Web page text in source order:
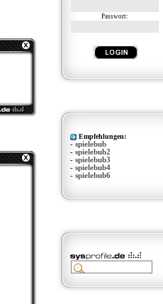
Passwort:
Empfehlungen:
- spielebub
- spielebub2
- spielebub3
- spielebub4
- spielebub6